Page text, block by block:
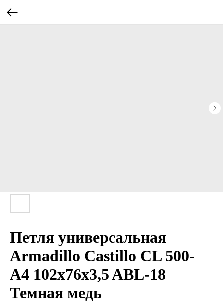
Петля универсальная
Armadillo Castillo CL 500-
A4 102x76x3,5 ABL-18
Темная медь